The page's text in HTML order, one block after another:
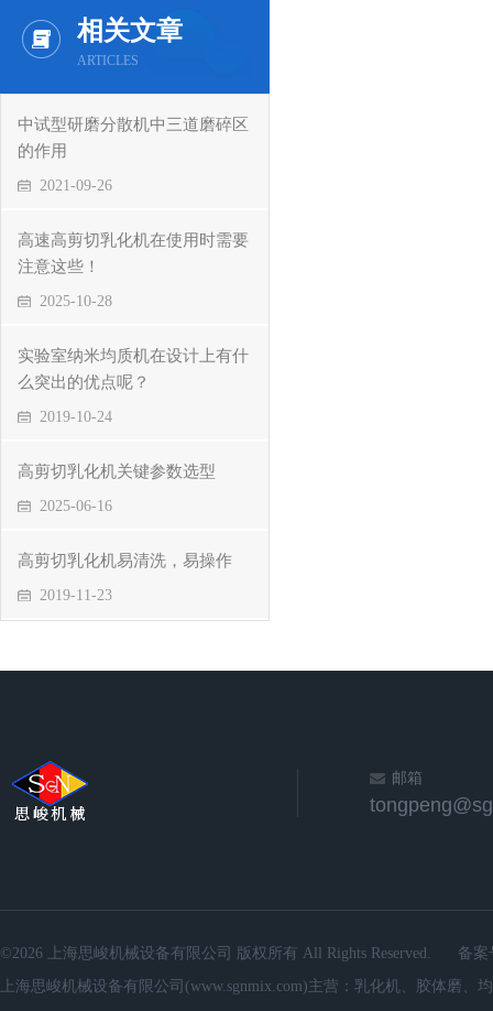
相关文章
ARTICLES
中试型研磨分散机中三道磨碎区
的作用
2021-09-26
高速高剪切乳化机在使用时需要
注意这些！
2025-10-28
实验室纳米均质机在设计上有什
么突出的优点呢？
2019-10-24
高剪切乳化机关键参数选型
2025-06-16
高剪切乳化机易清洗，易操作
2019-11-23
邮箱
©2026 上海思峻机械设备有限公司 版权所有 All Rights Reserved.
备案
上海思峻机械设备有限公司(www.sgnmix.com)主营：乳化机、胶体磨